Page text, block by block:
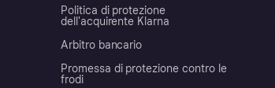
Politica di protezione
dell'acquirente Klarna
Arbitro bancario
Promessa di protezione contro le
frodi